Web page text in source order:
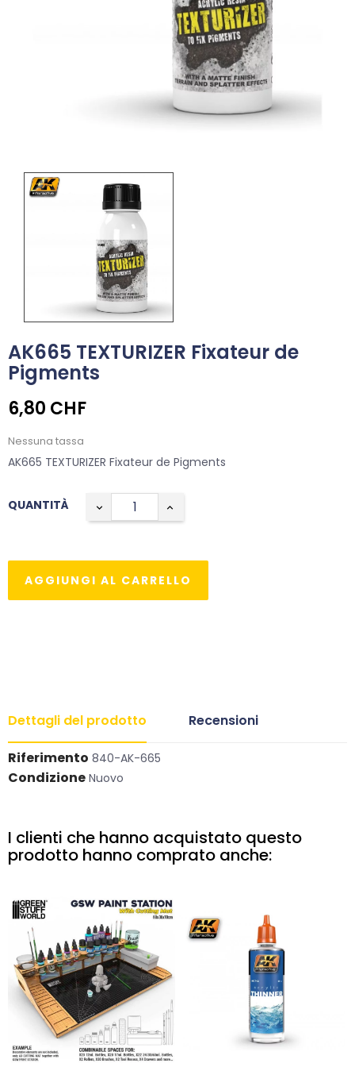
AK665 TEXTURIZER Fixateur de
Pigments
6,80 CHF
Nessuna tassa
AK665 TEXTURIZER Fixateur de Pigments
QUANTITÀ
AGGIUNGI AL CARRELLO
Dettagli del prodotto Recensioni
Riferimento 840-AK-665
Condizione Nuovo
I clienti che hanno acquistato questo
prodotto hanno comprato anche: